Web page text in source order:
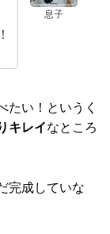
息子
たい！というく
キレイなところ
完成していな